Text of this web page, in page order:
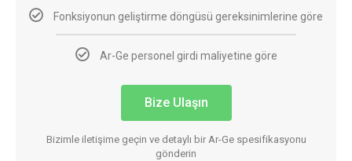
Fonksiyonun geliştirme döngüsü gereksinimlerine göre
Ar-Ge personel girdi maliyetine göre
Bize Ulaşın
Bizimle iletişime geçin ve detaylı bir Ar-Ge spesifikasyonu
gönderin